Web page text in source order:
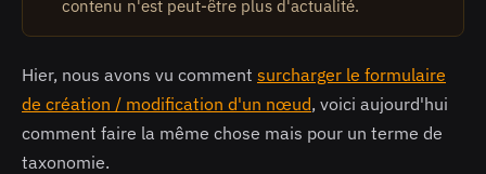
contenu n'est peut-être plus d'actualité.
Hier, nous avons vu comment surcharger le formulaire
de création / modification d'un nœud, voici aujourd'hui
comment faire la même chose mais pour un terme de
taxonomie.